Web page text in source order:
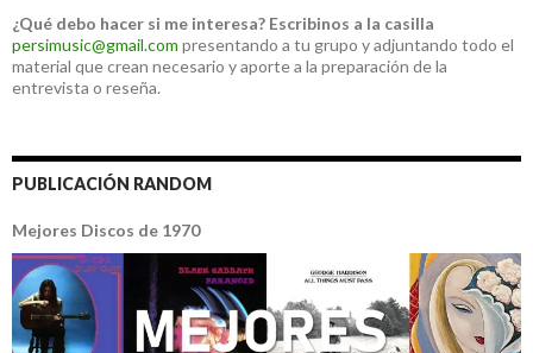
¿Qué debo hacer si me interesa? Escribinos a la casilla
persimusic@gmail.com presentando a tu grupo y adjuntando todo el
material que crean necesario y aporte a la preparación de la
entrevista o reseña.
PUBLICACIÓN RANDOM
Mejores Discos de 1970